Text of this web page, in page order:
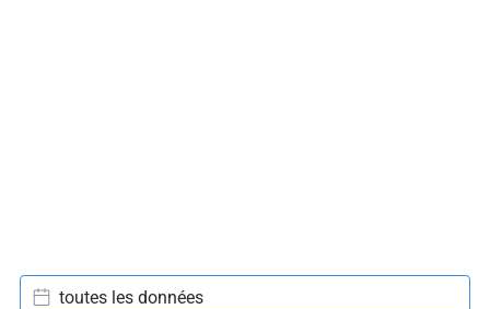
toutes les données